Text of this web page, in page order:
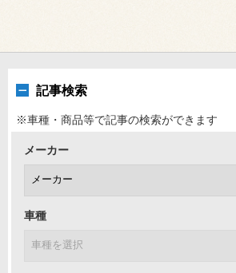
記事検索
※車種・商品等で記事の検索ができます
メーカー
車種